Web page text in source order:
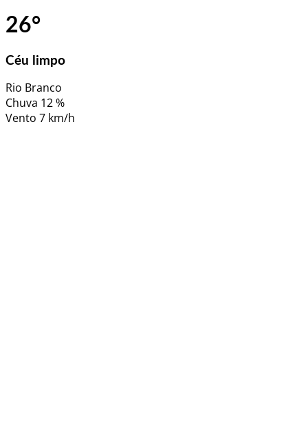
26°
Céu limpo
Rio Branco
Chuva 12 %
Vento 7 km/h